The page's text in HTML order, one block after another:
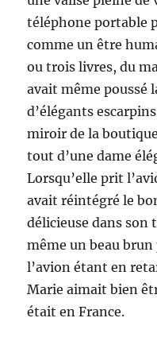
téléphone portable
comme un être
ou trois livres, du
avait même poussé
d’élégants
miroir de la
tout d’une dame
Lorsqu’elle prit
avait réintégré le
délicieuse dans son
même un beau
l’avion étant en
Marie aimait bien
était en France.